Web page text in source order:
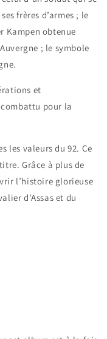
frères d’armes ; le
Kampen obtenue
; le symbole
et
pour la
les valeurs du 92. Ce
Grâce à plus de
l’histoire glorieuse
d’Assas et du